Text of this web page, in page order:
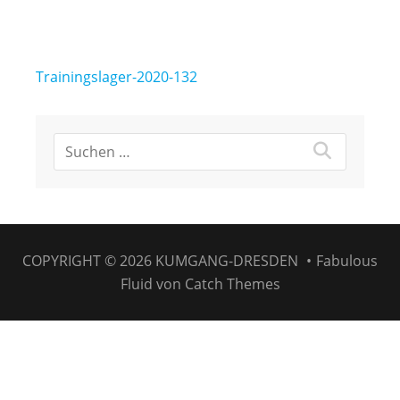
Beitragsnavigation
Trainingslager-2020-132
COPYRIGHT © 2026 KUMGANG-DRESDEN • Fabulous
Fluid von Catch Themes